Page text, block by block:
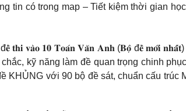
tin có trong map – Tiết kiệm thời gian
𝐭𝐡𝐢 𝐯𝐚̀𝐨 𝟏𝟎 𝐓𝐨𝐚́𝐧 𝐕𝐚̆𝐧 𝐀𝐧𝐡 (𝐁𝐨̣̂ đ𝐞̂̀ 𝐦𝐨̛́𝐢
kỹ năng làm đề quan trọng chinh
KHỦNG với 90 bộ đề sát, chuẩn cấu